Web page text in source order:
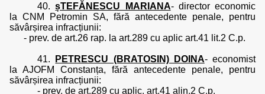
40.șTEFĂNESCU MARIANA- director economic
la CNM Petromin SA, fără antecedente penale, pentru
săvârșirea infracțiunii:
- prev. de art.26 rap. la art.289 cu aplic art.41 lit.2 C.p.
41. PETRESCU (BRATOSIN) DOINA- economist
la AJOFM Constanța, fără antecedente penale, pentru
săvârșirea infracțiunii:
- prev. de art.289 cu aplic. art.41 alin.2 C.p.